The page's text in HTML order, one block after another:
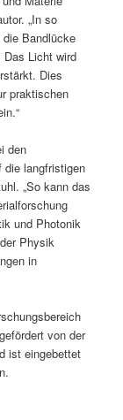
„In so
Bandlücke
Licht wird
Dies
praktischen
den
die langfristigen
„So kann das
und Photonik
Physik
in
von der
ist eingebettet